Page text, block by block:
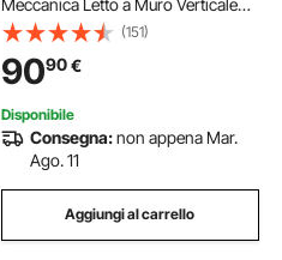
Meccanica Letto a Muro Verticale
Deluxe Fai da Te, Supporto Telaio
Letto per Impieghi Gravosi con Leva
Pneumatica, Letto a Muro
Pieghevole
(151)
9090€
Disponibile
Consegna:non appena Mar.
Ago. 11
Aggiungi al carrello